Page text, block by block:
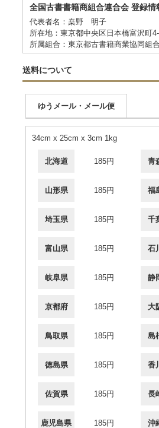
全国古書書籍商組合連合会 登録情
代表者名：桒野 明子
所在地：東京都中央区日本橋富沢町
所属組合：東京都古書籍商業協同組
送料について
ゆうメール・メール便
34cm x 25cm x 3cm 1kg
北海道 185円 青
山形県 185円 福
埼玉県 185円 千
富山県 185円 石
岐阜県 185円 静
京都府 185円 大
鳥取県 185円 島
徳島県 185円 香
佐賀県 185円 長
鹿児島県 185円 沖